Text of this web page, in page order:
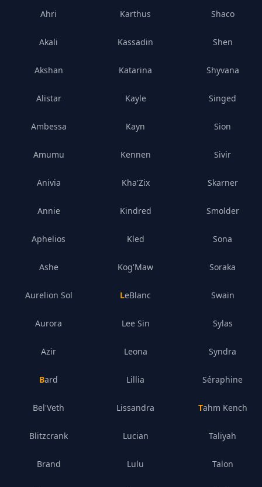
Ahri
Akali
Akshan
Alistar
Ambessa
Amumu
Anivia
Annie
Aphelios
Ashe
Aurelion Sol
Aurora
Azir
Bard
Bel'Veth
Blitzcrank
Brand
Karthus
Kassadin
Katarina
Kayle
Kayn
Kennen
Kha'Zix
Kindred
Kled
Kog'Maw
LeBlanc
Lee Sin
Leona
Lillia
Lissandra
Lucian
Lulu
Shaco
Shen
Shyvana
Singed
Sion
Sivir
Skarner
Smolder
Sona
Soraka
Swain
Sylas
Syndra
Séraphine
Tahm Kench
Taliyah
Talon